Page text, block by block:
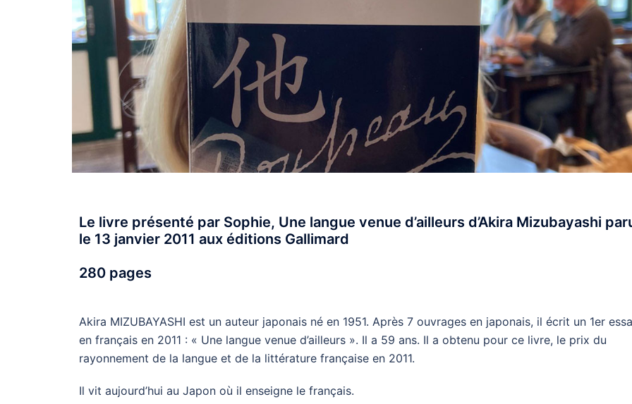
Le livre présenté par Sophie, Une langue venue d’ailleurs d’Akira Mizubayashi
le 13 janvier 2011 aux éditions Gallimard
280 pages
Akira MIZUBAYASHI est un auteur japonais né en 1951. Après 7 ouvrages en japonais, il écrit un 1er
en français en 2011 : « Une langue venue d’ailleurs ». Il a 59 ans. Il a obtenu pour ce livre, le prix du
rayonnement de la langue et de la littérature française en 2011.
Il vit aujourd’hui au Japon où il enseigne le français.